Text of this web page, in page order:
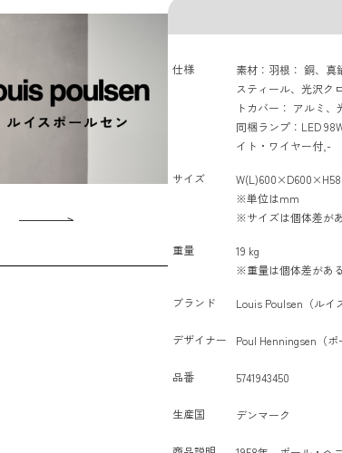
仕様
素材：羽根： 銅、真
スティール、光沢ク
トカバー： アルミ
同梱ランプ：LED
イト・ワイヤー付,-
サイズ
※単位はmm
※サイズは個体差が
重量
19 kg
※重量は個体差があ
ブランド Louis Poulsen（ルイ
デザイナー Poul Henningsen（ポ
品番 5741943450
生産国 デンマーク